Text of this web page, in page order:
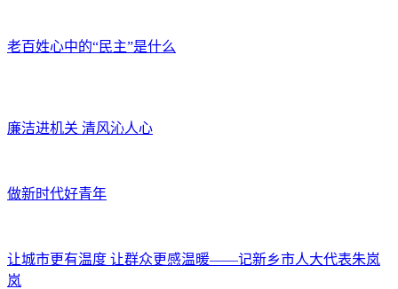
老百姓心中的“民主”是什么
廉洁进机关 清风沁人心
做新时代好青年
让城市更有温度 让群众更感温暖——记新乡市人大代表朱岚
岚